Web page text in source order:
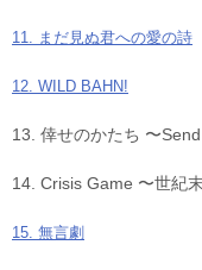
11. まだ見ぬ君への愛の詩
12. WILD BAHN!
13. 倖せのかたち 〜
14. Crisis Game 〜世紀
15. 無言劇